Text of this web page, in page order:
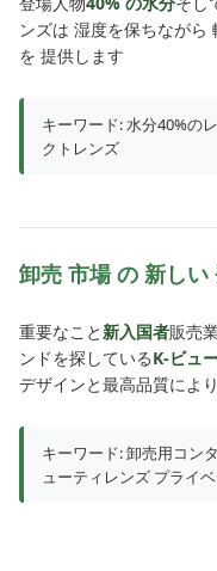
ンズは 湿度を保ちながら
を 提供します
キーワード: 水分40%の
クトレンズ
卸売 市場 の 新しい
重要なこと新入国者販売
ンドを探しているK-ビュ
デザインと最高品質によ
キーワード: 卸売用コン
ューティレンズ プライ